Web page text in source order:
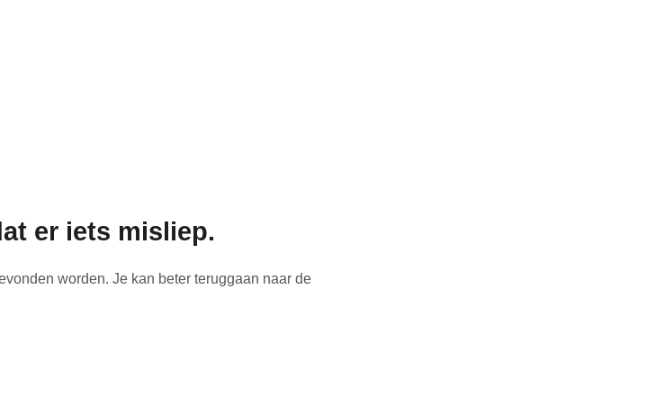
er iets misliep.
worden. Je kan beter teruggaan naar de